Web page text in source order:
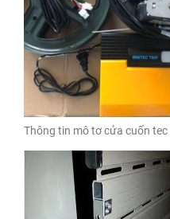
Thông tin mô tơ cửa cuốn